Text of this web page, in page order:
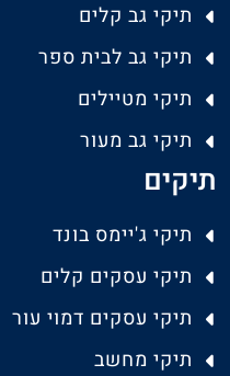
תיקי גב קלים
תיקי גב לבית ספר
תיקי מטיילים
תיקי גב מעור
תיקים
תיקי ג'יימס בונד
תיקי עסקים קלים
תיקי עסקים דמוי עור
תיקי מחשב